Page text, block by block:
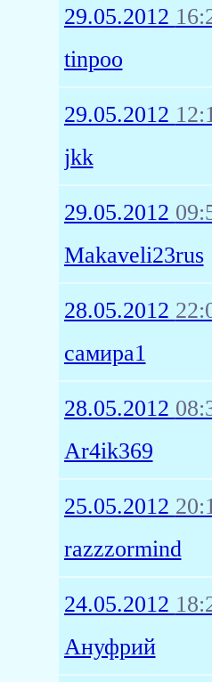
29.05.2012
tinpoo
29.05.2012
jkk
29.05.2012
Makaveli23rus
28.05.2012
самира1
28.05.2012
Ar4ik369
25.05.2012
razzzormind
24.05.2012
Ануфрий